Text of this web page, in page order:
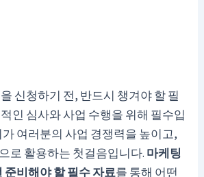
신청하기 전, 반드시 챙겨야 할 필
인 심사와 사업 수행을 위해 필수입
여러분의 사업 경쟁력을 높이고,
로 활용하는 첫걸음입니다. 마케팅
준비해야 할 필수 자료를 통해 어떤